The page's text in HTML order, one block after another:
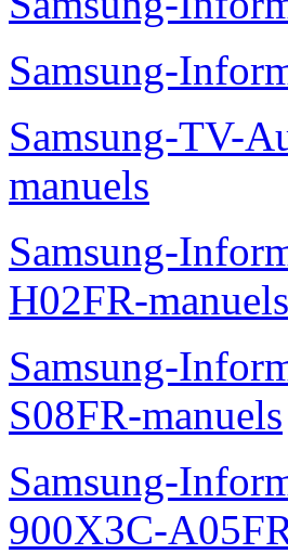
Samsung-
Samsung-TV-
manuels
Samsung-
H02FR-manuels
Samsung-
S08FR-manuels
Samsung-
900X3C-